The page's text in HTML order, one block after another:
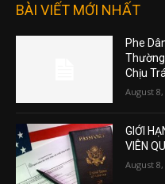
BÀI VIẾT MỚI NHẤT
Phe
Thường
Chịu
August 8,
GIỚI
VIÊN
August 8,